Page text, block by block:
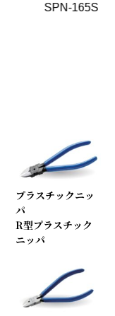
SPN-165S
プラスチックニッ
パ
R型プラスチック
ニッパ